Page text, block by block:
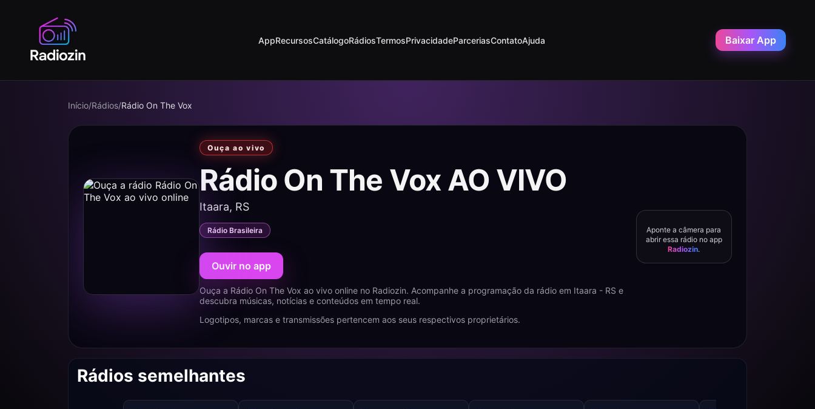
AppRecursosCatálogoRádiosTermosPrivacidadeParceriasContatoAjuda Baixar App
Início/Rádios/Rádio On The Vox
Ouça ao vivo
Rádio On The Vox AO VIVO
Itaara, RS
Rádio Brasileira
Ouvir no app
Ouça a Rádio On The Vox ao vivo online no Radiozin. Acompanhe a programação da rádio em Itaara - RS e
descubra músicas, notícias e conteúdos em tempo real.
Logotipos, marcas e transmissões pertencem aos seus respectivos proprietários.
Aponte a câmera para
abrir essa rádio no app
Radiozin.
Rádios semelhantes